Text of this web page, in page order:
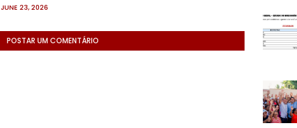
JUNE 23, 2026
POSTAR UM COMENTÁRIO